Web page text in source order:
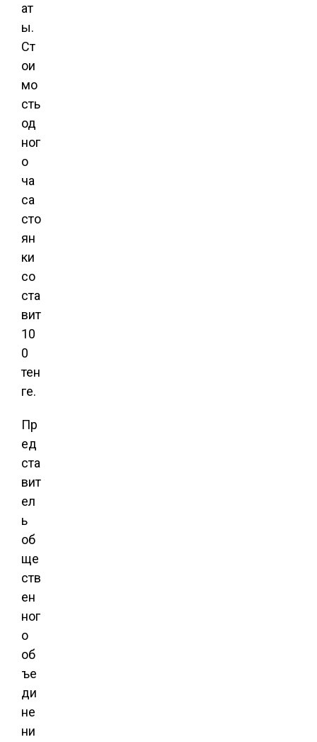
ат
ы.
Ст
ои
мо
сть
од
ног
о
ча
са
сто
ян
ки
со
ста
вит
10
0
тен
ге.
Пр
ед
ста
вит
ел
ь
об
ще
ств
ен
ног
о
об
ъе
ди
не
ни